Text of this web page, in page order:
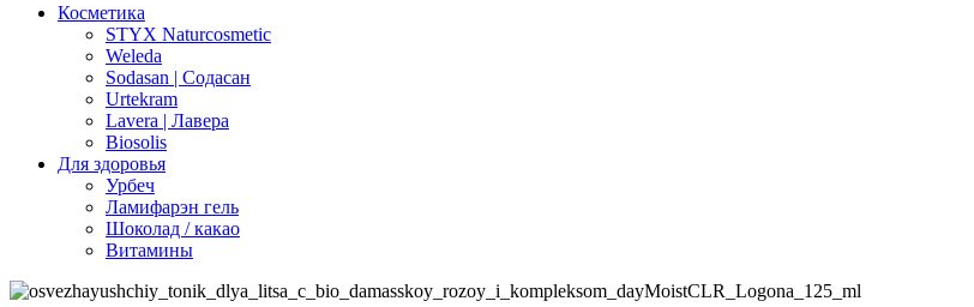
Косметика
STYX Naturcosmetic
Weleda
Sodasan | Содасан
Urtekram
Lavera | Лавера
Biosolis
Для здоровья
Урбеч
Ламифарэн гель
Шоколад / какао
Витамины